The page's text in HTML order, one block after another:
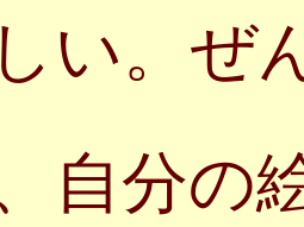
い。ぜ
自分の